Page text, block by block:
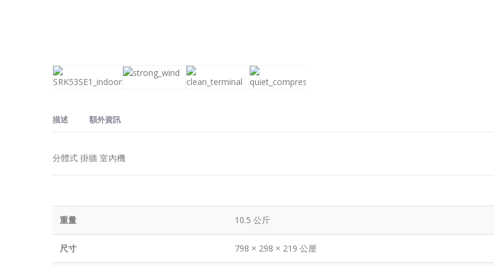
描述 額外資訊
分體式 掛牆 室內機
重量 10.5 公斤
尺寸 798 × 298 × 219 公厘